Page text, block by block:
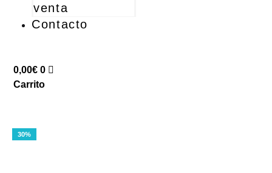
venta
Contacto
0,00€ 0
Carrito
30%